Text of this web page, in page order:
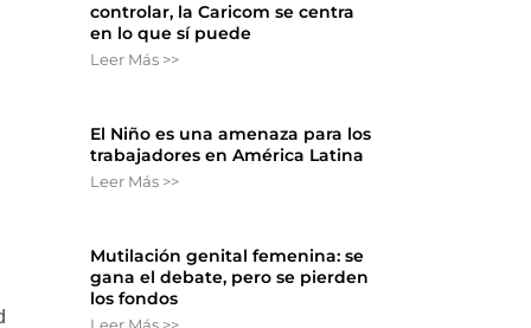
controlar, la Caricom se centra
en lo que sí puede
Leer Más >>
El Niño es una amenaza para los
trabajadores en América Latina
Leer Más >>
Mutilación genital femenina: se
gana el debate, pero se pierden
los fondos